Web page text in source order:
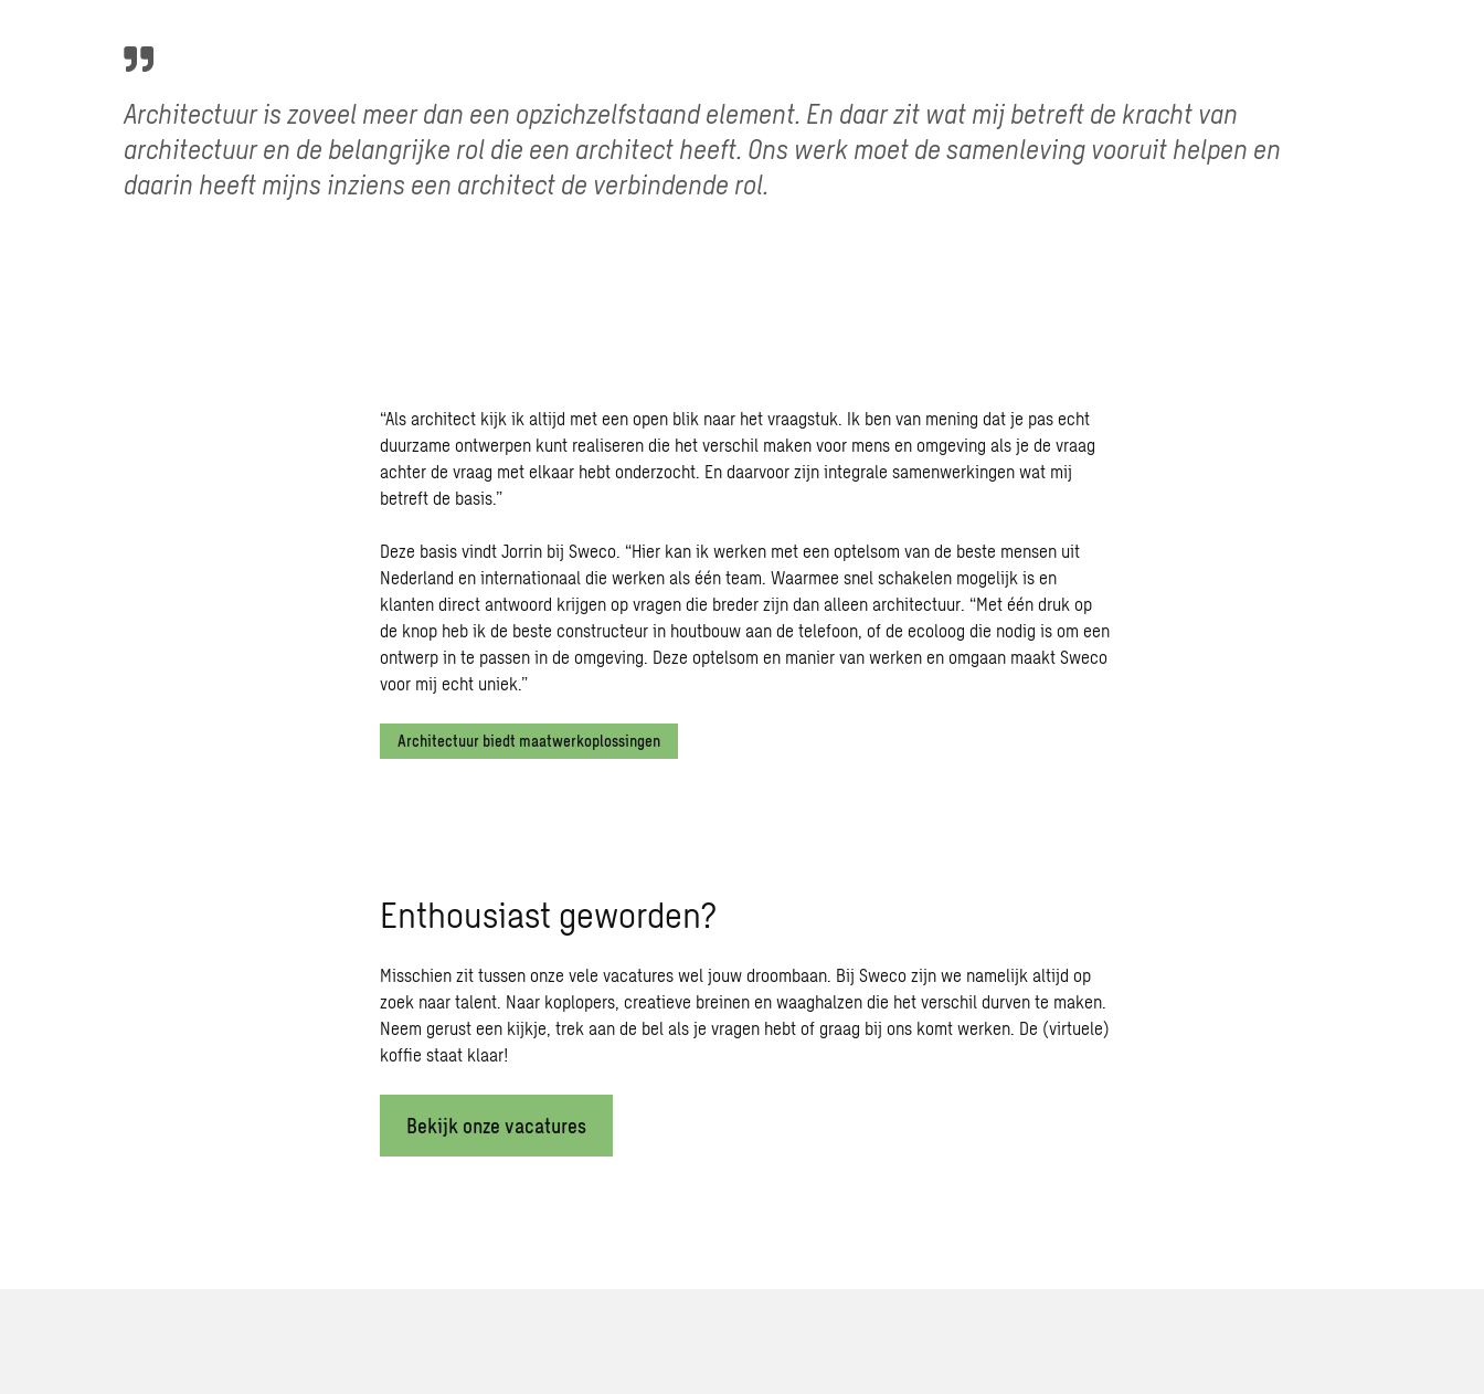
Architectuur is zoveel meer dan een opzichzelfstaand element. En daar zit wat mij betreft de kracht van
architectuur en de belangrijke rol die een architect heeft. Ons werk moet de samenleving vooruit helpen en
daarin heeft mijns inziens een architect de verbindende rol.
“Als architect kijk ik altijd met een open blik naar het vraagstuk. Ik ben van mening dat je pas echt
duurzame ontwerpen kunt realiseren die het verschil maken voor mens en omgeving als je de vraag
achter de vraag met elkaar hebt onderzocht. En daarvoor zijn integrale samenwerkingen wat mij
betreft de basis.”
Deze basis vindt Jorrin bij Sweco. “Hier kan ik werken met een optelsom van de beste mensen uit
Nederland en internationaal die werken als één team. Waarmee snel schakelen mogelijk is en
klanten direct antwoord krijgen op vragen die breder zijn dan alleen architectuur. “Met één druk op
de knop heb ik de beste constructeur in houtbouw aan de telefoon, of de ecoloog die nodig is om een
ontwerp in te passen in de omgeving. Deze optelsom en manier van werken en omgaan maakt Sweco
voor mij echt uniek.”
Architectuur biedt maatwerkoplossingen
Enthousiast geworden?
Misschien zit tussen onze vele vacatures wel jouw droombaan. Bij Sweco zijn we namelijk altijd op
zoek naar talent. Naar koplopers, creatieve breinen en waaghalzen die het verschil durven te maken.
Neem gerust een kijkje, trek aan de bel als je vragen hebt of graag bij ons komt werken. De (virtuele)
koffie staat klaar!
Bekijk onze vacatures